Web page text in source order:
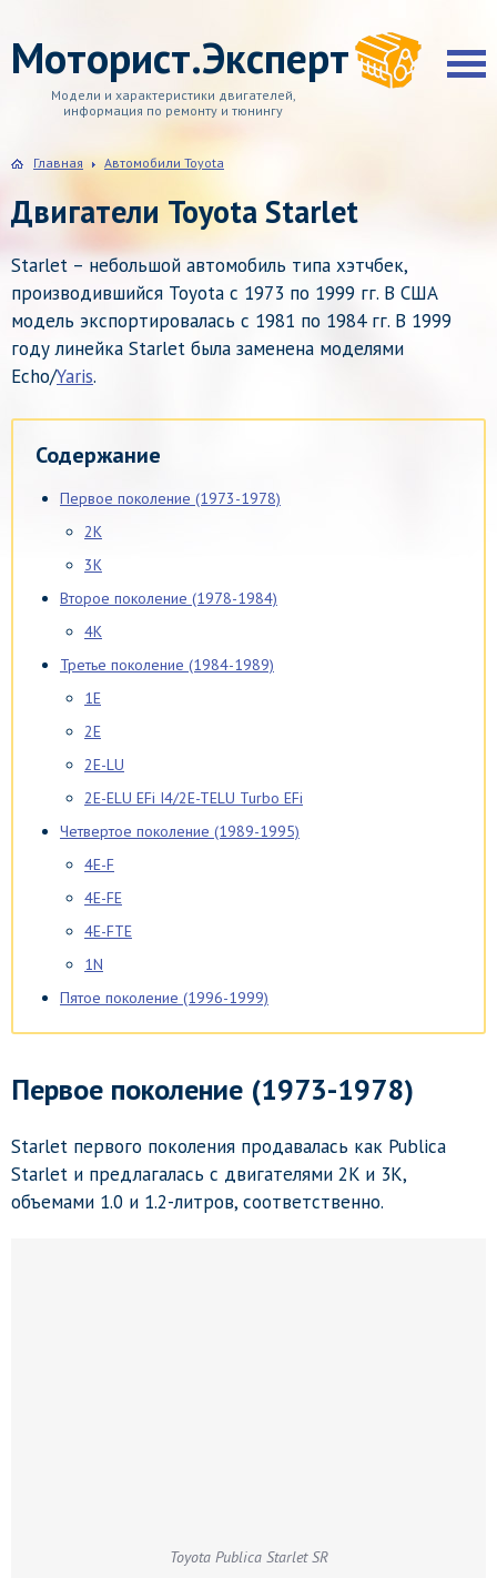
Моторист.Эксперт
Модели и характеристики двигателей,
информация по ремонту и тюнингу
Главная Автомобили Toyota
Двигатели Toyota Starlet
Starlet – небольшой автомобиль типа хэтчбек,
производившийся Toyota с 1973 по 1999 гг. В США
модель экспортировалась с 1981 по 1984 гг. В 1999
году линейка Starlet была заменена моделями
Echo/Yaris.
Содержание
Первое поколение (1973-1978)
2K
3K
Второе поколение (1978-1984)
4K
Третье поколение (1984-1989)
1E
2E
2E-LU
2E-ELU EFi I4/2E-TELU Turbo EFi
Четвертое поколение (1989-1995)
4E-F
4E-FE
4E-FTE
1N
Пятое поколение (1996-1999)
Первое поколение (1973-1978)
Starlet первого поколения продавалась как Publica
Starlet и предлагалась с двигателями 2K и 3K,
объемами 1.0 и 1.2-литров, соответственно.
Toyota Publica Starlet SR